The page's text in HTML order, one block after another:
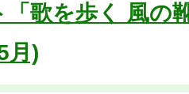
「歌を歩く 風の
月)